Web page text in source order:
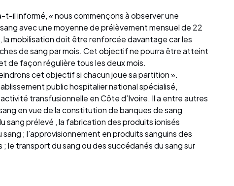
t-il informé, « nous commençons à observer une
avec une moyenne de prélèvement mensuel de 22
mobilisation doit être renforcée davantage car les
de sang par mois. Cet objectif ne pourra être atteint
de façon régulière tous les deux mois.
cet objectif si chacun joue sa partition ».
public hospitalier national spécialisé,
transfusionnelle en Côte d’Ivoire. Il a entre autres
en vue de la constitution de banques de sang
sang prélevé , la fabrication des produits ionisés
; l’approvisionnement en produits sanguins des
le transport du sang ou des succédanés du sang sur